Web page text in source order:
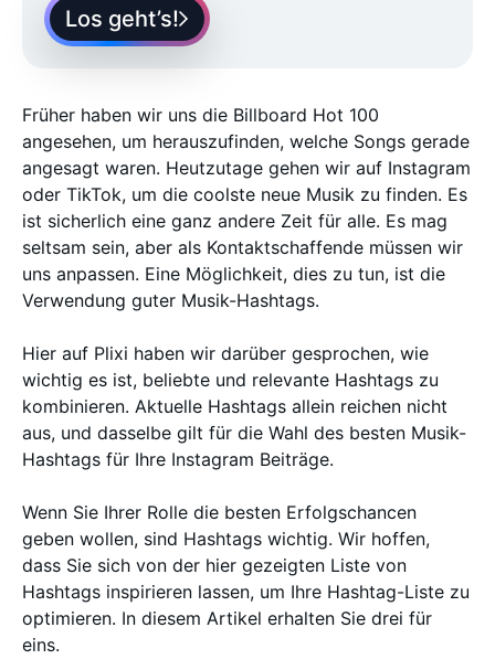
Los geht’s!
Früher haben wir uns die Billboard Hot 100
angesehen, um herauszufinden, welche Songs gerade
angesagt waren. Heutzutage gehen wir auf Instagram
oder TikTok, um die coolste neue Musik zu finden. Es
ist sicherlich eine ganz andere Zeit für alle. Es mag
seltsam sein, aber als Kontaktschaffende müssen wir
uns anpassen. Eine Möglichkeit, dies zu tun, ist die
Verwendung guter Musik-Hashtags.
Hier auf Plixi haben wir darüber gesprochen, wie
wichtig es ist, beliebte und relevante Hashtags zu
kombinieren. Aktuelle Hashtags allein reichen nicht
aus, und dasselbe gilt für die Wahl des besten Musik-
Hashtags für Ihre Instagram Beiträge.
Wenn Sie Ihrer Rolle die besten Erfolgschancen
geben wollen, sind Hashtags wichtig. Wir hoffen,
dass Sie sich von der hier gezeigten Liste von
Hashtags inspirieren lassen, um Ihre Hashtag-Liste zu
optimieren. In diesem Artikel erhalten Sie drei für
eins.